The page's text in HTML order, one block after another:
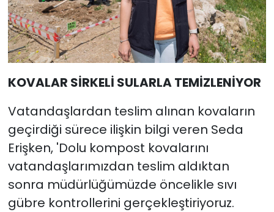
KOVALAR SİRKELİ SULARLA TEMİZLENİYOR
Vatandaşlardan teslim alınan kovaların
geçirdiği sürece ilişkin bilgi veren Seda
Erişken, 'Dolu kompost kovalarını
vatandaşlarımızdan teslim aldıktan
sonra müdürlüğümüzde öncelikle sıvı
gübre kontrollerini gerçekleştiriyoruz.